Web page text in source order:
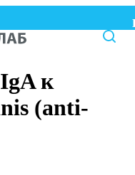
к
(anti-